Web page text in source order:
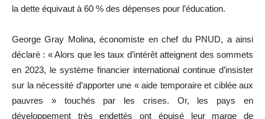
la dette équivaut à 60 % des dépenses pour l’éducation.
George Gray Molina, économiste en chef du PNUD, a ainsi
déclaré : « Alors que les taux d’intérêt atteignent des sommets
en 2023, le système financier international continue d’insister
sur la nécessité d’apporter une « aide temporaire et ciblée aux
pauvres » touchés par les crises. Or, les pays en
développement très endettés ont épuisé leur marge de